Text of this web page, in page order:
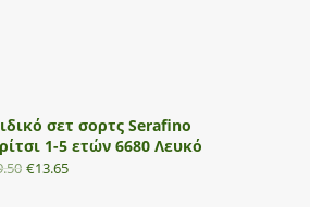
σετ σορτς Serafino
1-5 ετών 6680 Λευκό
€13.65